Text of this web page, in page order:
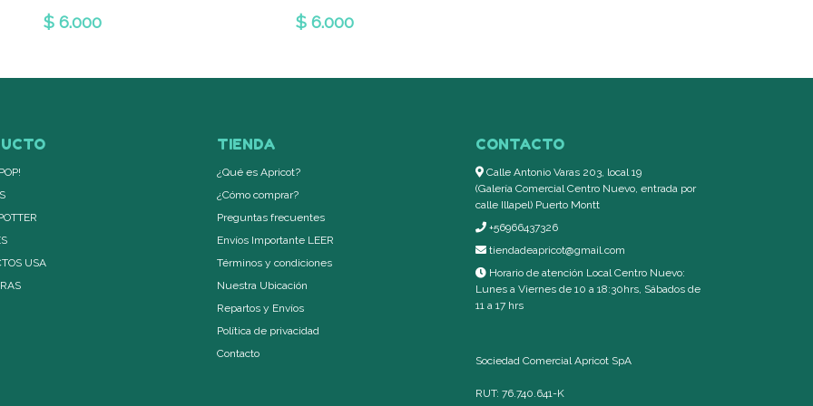
$ 6.000 $ 6.000
USA
TIENDA
¿Qué es Apricot?
¿Cómo comprar?
Preguntas frecuentes
Envíos Importante LEER
Términos y condiciones
Nuestra Ubicación
Repartos y Envíos
Política de privacidad
Contacto
CONTACTO
Calle Antonio Varas 203, local 19
(Galería Comercial Centro Nuevo, entrada por
calle Illapel) Puerto Montt
+56966437326
tiendadeapricot@gmail.com
Horario de atención Local Centro Nuevo:
Lunes a Viernes de 10 a 18:30hrs, Sábados de
11 a 17 hrs
Sociedad Comercial Apricot SpA
RUT: 76.740.641-K